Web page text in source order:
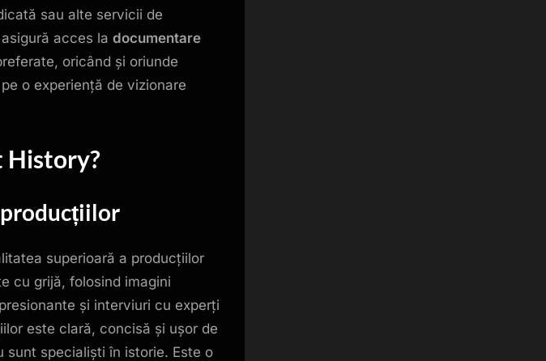
sau alte servicii de
acces la documentare
oricând și oriunde
o experiență de vizionare
History?
superioară a producțiilor
cu grijă, folosind imagini
și interviuri cu experți
este clară, concisă și ușor de
specialiști în istorie. Este o